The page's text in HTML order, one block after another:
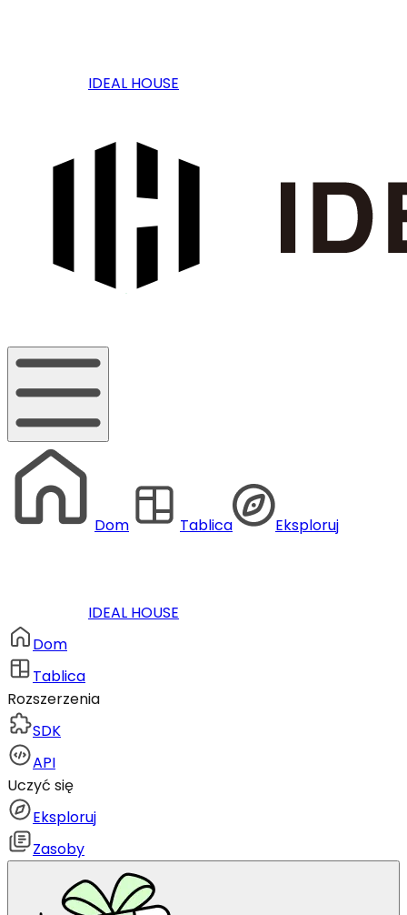
IDEAL HOUSE
Dom Tablica Eksploruj
IDEAL HOUSE
Dom
Tablica
Rozszerzenia
SDK
API
Uczyć się
Eksploruj
Zasoby